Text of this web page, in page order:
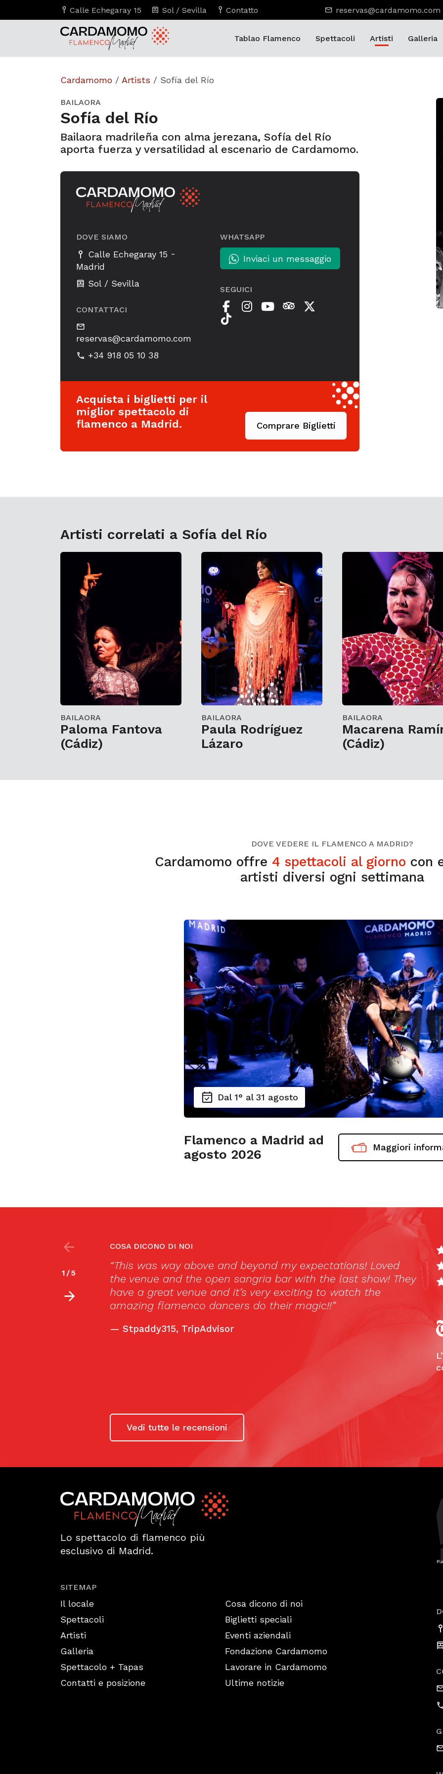
Calle Echegaray 15 Sol / Sevilla Contatto reservas@cardamomo.com
Tablao Flamenco Spettacoli Artisti Galleria
Cardamomo / Artists / Sofía del Río
BAILAORA
Sofía del Río
Bailaora madrileña con alma jerezana, Sofía del Río
aporta fuerza y versatilidad al escenario de Cardamomo.
DOVE SIAMO
Calle Echegaray 15 -
Madrid
Sol / Sevilla
CONTATTACI
reservas@cardamomo.com
+34 918 05 10 38
WHATSAPP
Inviaci un messaggio
SEGUICI
Acquista i biglietti per il
miglior spettacolo di
flamenco a Madrid.
Comprare Biglietti
Artisti correlati a Sofía del Río
BAILAORA
Paloma Fantova
(Cádiz)
BAILAORA
Paula Rodríguez
Lázaro
BAILAORA
Macarena
(Cádiz)
DOVE VEDERE IL FLAMENCO A MADRID?
Cardamomo offre 4 spettacoli al giorno con
artisti diversi ogni settimana
Dal 1° al 31 agosto
Flamenco a Madrid ad
agosto 2026
Maggiori
COSA DICONO DI NOI
my expectations! Loved
bar with the last show! They
exciting to watch the
magic!!”
Ci spiace, ma questo articolo è disponibile soltanto in
Español, EnglisheРусский.
Muy lejos de lo que pensábamos, el Tablao Cardamomo
nos dejó boquiabiertos, asombrados y sobretodo
de ser de aquí y saber que esa cultura es también
El resto de personas que abarrotaban el Tablao y las
-muchos extranjeros pero también muchos españoles-
2 /5
Vedi tutte le recensioni
Lo spettacolo di flamenco più
esclusivo di Madrid.
SITEMAP
Il locale
Spettacoli
Artisti
Galleria
Spettacolo + Tapas
Contatti e posizione
Cosa dicono di noi
Biglietti speciali
Eventi aziendali
Fondazione Cardamomo
Lavorare in Cardamomo
Ultime notizie